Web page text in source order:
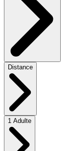
Distance
1 Adulte